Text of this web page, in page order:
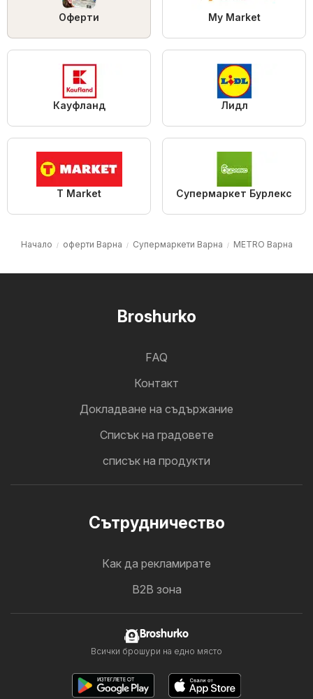
Оферти My Market
Кауфланд Лидл
T Market Супермаркет Бурлекс
Начало оферти Варна Супермаркети Варна METRO Варна
Broshurko
FAQ
Контакт
Докладване на съдържание
Cписък на градовете
списък на продукти
Cътрудничество
Как да рекламирате
B2B зона
Broshurko
Всички брошури на едно място